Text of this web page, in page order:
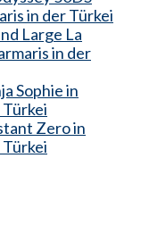
in der Türkei
Large La
in der
Sophie in
Zero in